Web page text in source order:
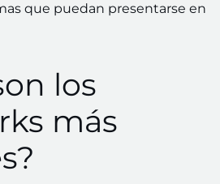
que puedan presentarse en
los
más